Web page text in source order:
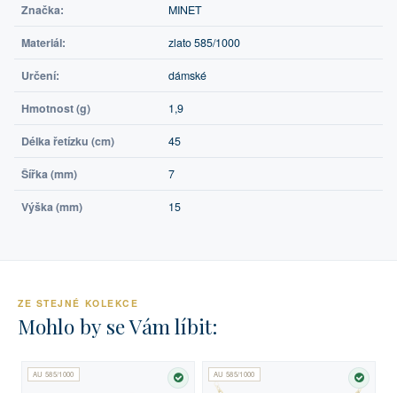
Značka: MINET
Materiál: zlato 585/1000
Určení: dámské
Hmotnost (g) 1,9
Délka řetízku (cm) 45
Šířka (mm) 7
Výška (mm) 15
ZE STEJNÉ KOLEKCE
Mohlo by se Vám líbit:
AU 585/1000
SKLADEM
AU 585/1000